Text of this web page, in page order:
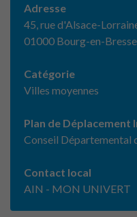
Adresse
45, rue d'Alsace-
01000 Bourg-en-Bresse
Catégorie
Villes moyennes
Plan de
Conseil Départemental
Contact local
AIN - MON UNIVERT